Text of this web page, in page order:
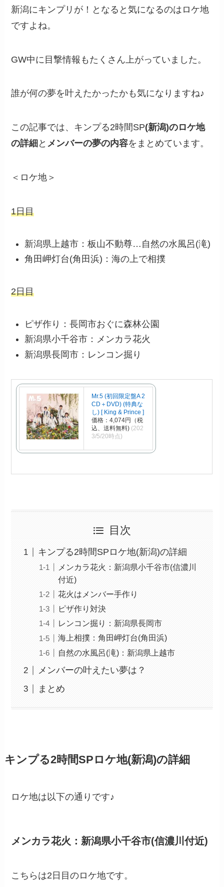
新潟にキンプリが！となると気になるのはロケ地
ですよね。
GW中に目撃情報もたくさん上がっていました。
誰が何の夢を叶えたかったかも気になりますね♪
この記事では、キンプる2時間SP(新潟)のロケ地
の詳細 と メンバーの夢の内容をまとめています。
＜ロケ地＞
1日目
新潟県上越市：板山不動尊…自然の水風呂(滝)
角田岬灯台(角田浜)：海の上で相撲
2日目
ピザ作り：長岡市おぐに森林公園
新潟県小千谷市：メンカラ花火
新潟県長岡市：レンコン掘り
Mr.5 (初回限定盤A 2
CD＋DVD) (特典な
し) [ King & Prince ]
価格：4,074円（税
込、送料無料) (202
3/5/20時点)
目次
キンプる2時間SPロケ地(新潟)の詳細
メンカラ花火：新潟県小千谷市(信濃川
付近)
花火はメンバー手作り
ピザ作り対決
レンコン掘り：新潟県長岡市
海上相撲：角田岬灯台(角田浜)
自然の水風呂(滝)：新潟県上越市
メンバーの叶えたい夢は？
まとめ
キンプる2時間SPロケ地(新潟)の詳細
ロケ地は以下の通りです♪
メンカラ花火：新潟県小千谷市(信濃川付近)
こちらは2日目のロケ地です。